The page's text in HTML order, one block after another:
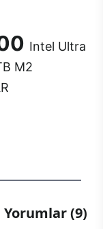
Intel Ultra
M2
Yorumlar (9)